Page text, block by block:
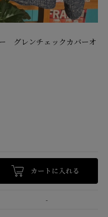
グレンチェックカバーオ
-